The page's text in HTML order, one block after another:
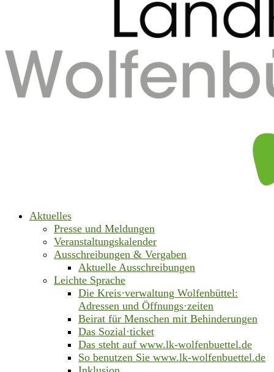
Aktuelles
Presse und Meldungen
Veranstaltungskalender
Ausschreibungen & Vergaben
Aktuelle Ausschreibungen
Leichte Sprache
Die Kreis·verwaltung Wolfenbüttel:
Adressen und Öffnungs·zeiten
Beirat für Menschen mit Behinderungen
Das Sozial·ticket
Das steht auf www.lk-wolfenbuettel.de
So benutzen Sie www.lk-wolfenbuettel.de